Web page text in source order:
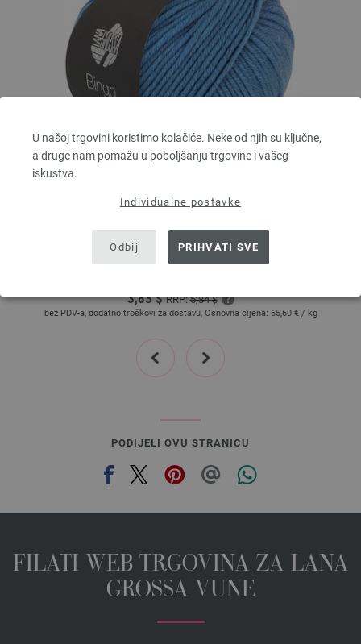
U našoj trgovini koristimo kolačiće. Neke od njih su ključne,
a druge nam pomažu u poboljšanju trgovine i vašeg
iskustva.
Individualne postavke
Odbij PRIHVATI SVE
BINGO Uni/Melange
100 % Djevicavuna Merino
Dužina: otprilike 80 m / 50 g
Većina igle: 4,5 - 5,5
3,83 $RRP:5,84 $
bez PDV-a, dodatno troškovi za dostavu, Osnovna cijena: 65,60 € / kg
prev next
PODIJELI OVU STRANICU
FILATI WEB TRGOVINA ZA LANA
GROSSA VUNE